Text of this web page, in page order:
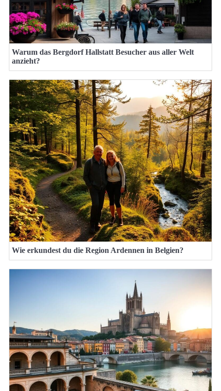
Warum das Bergdorf Hallstatt Besucher aus aller Welt
anzieht?
Wie erkundest du die Region Ardennen in Belgien?